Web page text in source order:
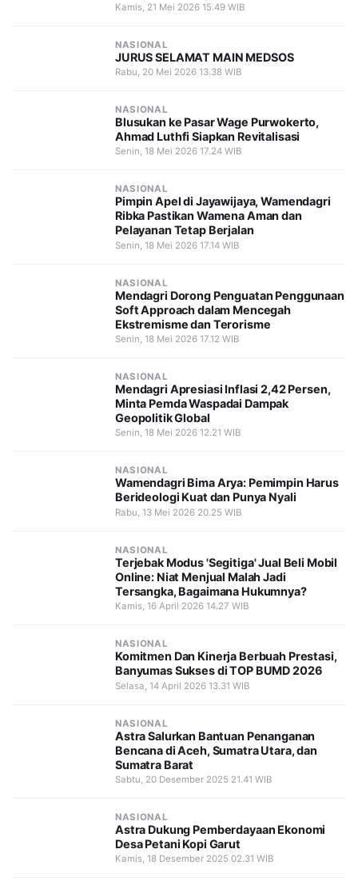
Kamis, 21 Mei 2026 15.49 WIB
NASIONAL
JURUS SELAMAT MAIN MEDSOS
Rabu, 20 Mei 2026 13.38 WIB
NASIONAL
Blusukan ke Pasar Wage Purwokerto,
Ahmad Luthfi Siapkan Revitalisasi
Senin, 18 Mei 2026 17.24 WIB
NASIONAL
Pimpin Apel di Jayawijaya, Wamendagri
Ribka Pastikan Wamena Aman dan
Pelayanan Tetap Berjalan
Senin, 18 Mei 2026 17.14 WIB
NASIONAL
Mendagri Dorong Penguatan Penggunaan
Soft Approach dalam Mencegah
Ekstremisme dan Terorisme
Senin, 18 Mei 2026 17.12 WIB
NASIONAL
Mendagri Apresiasi Inflasi 2,42 Persen,
Minta Pemda Waspadai Dampak
Geopolitik Global
Senin, 18 Mei 2026 12.21 WIB
NASIONAL
Wamendagri Bima Arya: Pemimpin Harus
Berideologi Kuat dan Punya Nyali
Rabu, 13 Mei 2026 20.25 WIB
NASIONAL
Terjebak Modus 'Segitiga' Jual Beli Mobil
Online: Niat Menjual Malah Jadi
Tersangka, Bagaimana Hukumnya?
Kamis, 16 April 2026 14.27 WIB
NASIONAL
Komitmen Dan Kinerja Berbuah Prestasi,
Banyumas Sukses di TOP BUMD 2026
Selasa, 14 April 2026 13.31 WIB
NASIONAL
Astra Salurkan Bantuan Penanganan
Bencana di Aceh, Sumatra Utara, dan
Sumatra Barat
Sabtu, 20 Desember 2025 21.41 WIB
NASIONAL
Astra Dukung Pemberdayaan Ekonomi
Desa Petani Kopi Garut
Kamis, 18 Desember 2025 02.31 WIB